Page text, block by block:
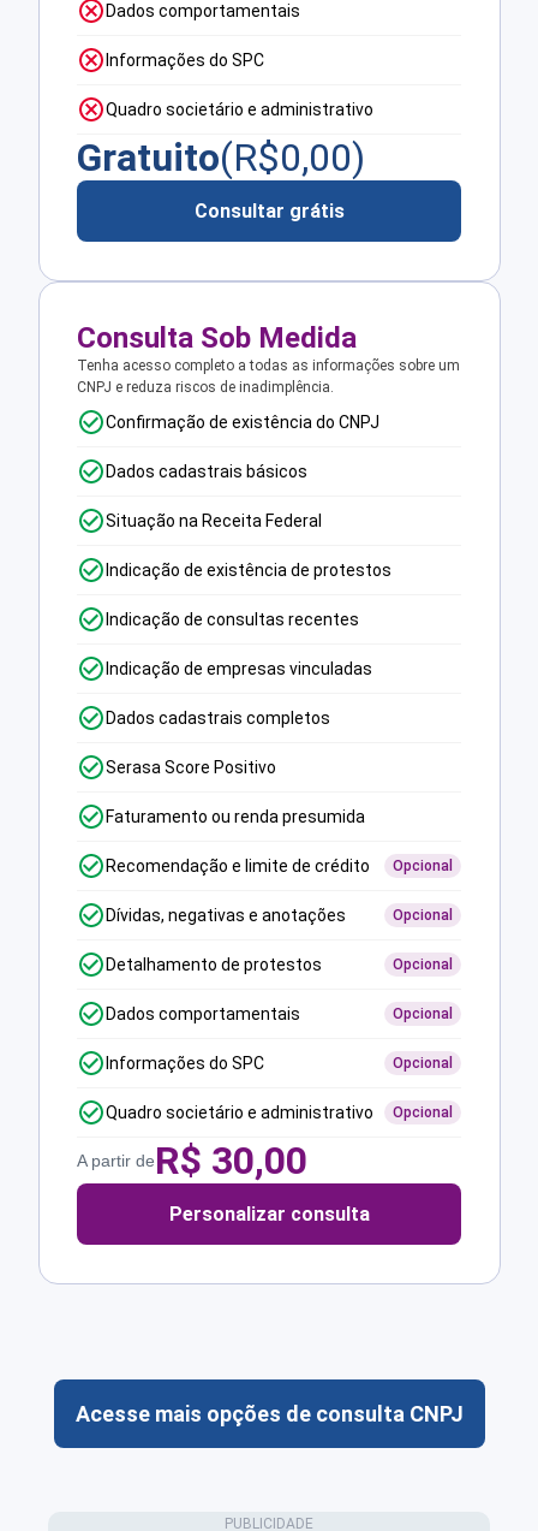
Dados comportamentais
Informações do SPC
Quadro societário e administrativo
Gratuito(R$0,00)
Consultar grátis
Consulta Sob Medida
Tenha acesso completo a todas as informações sobre um
CNPJ e reduza riscos de inadimplência.
Confirmação de existência do CNPJ
Dados cadastrais básicos
Situação na Receita Federal
Indicação de existência de protestos
Indicação de consultas recentes
Indicação de empresas vinculadas
Dados cadastrais completos
Serasa Score Positivo
Faturamento ou renda presumida
Recomendação e limite de crédito Opcional
Dívidas, negativas e anotações Opcional
Detalhamento de protestos Opcional
Dados comportamentais Opcional
Informações do SPC Opcional
Quadro societário e administrativo Opcional
A partir deR$ 30,00
Personalizar consulta
Acesse mais opções de consulta CNPJ